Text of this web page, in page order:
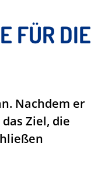
DIE V
Nachdem er
Ziel, die